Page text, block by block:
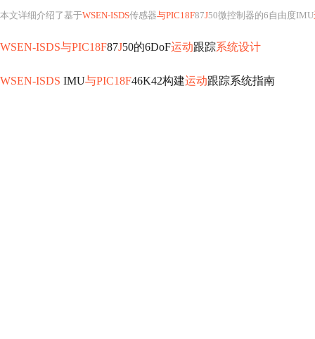
本文详细介绍了基于WSEN-ISDS传感器与PIC18F87J50微控制器的6自由度IMU
WSEN-ISDS与PIC18F87J50的6DoF运动跟踪系统设计
WSEN-ISDS IMU与PIC18F46K42构建运动跟踪系统指南